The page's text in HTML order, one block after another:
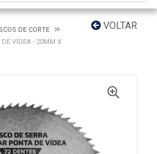
VOLTAR
DE CORTE
DE VÍDEA - 20MM X